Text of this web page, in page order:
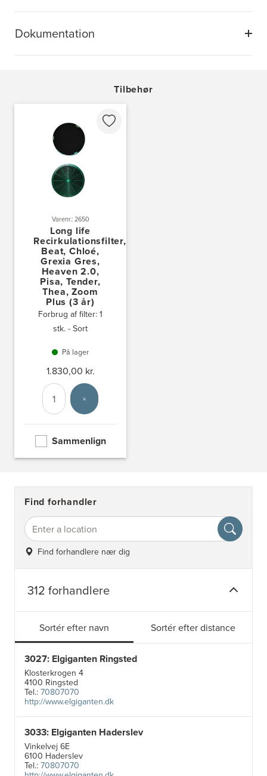
Dokumentation
Tilbehør
Varenr.: 2650
Long life
Recirkulationsfilter,
Beat, Chloé,
Grexia Gres,
Heaven 2.0,
Pisa, Tender,
Thea, Zoom
Plus (3 år)
Forbrug af filter: 1
stk. - Sort
På lager
1.830,00 kr.
Antal
Vælg enhed
Sammenlign
Find forhandler
Find forhandlere nær dig
312 forhandlere
Sortér efter navn Sortér efter distance
3027: Elgiganten Ringsted
Klosterkrogen 4
4100 Ringsted
Tel.:70807070
http://www.elgiganten.dk
3033: Elgiganten Haderslev
Vinkelvej 6E
6100 Haderslev
Tel.:70807070